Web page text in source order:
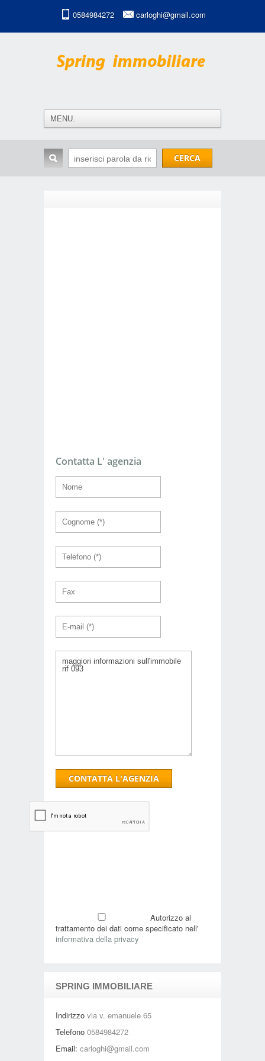
0584984272 carloghi@gmail.com
Contatta L' agenzia
Autorizzo al
trattamento dei dati come specificato nell'
informativa della privacy
SPRING IMMOBILIARE
Indirizzo via v. emanuele 65
Telefono 0584984272
Email: carloghi@gmail.com